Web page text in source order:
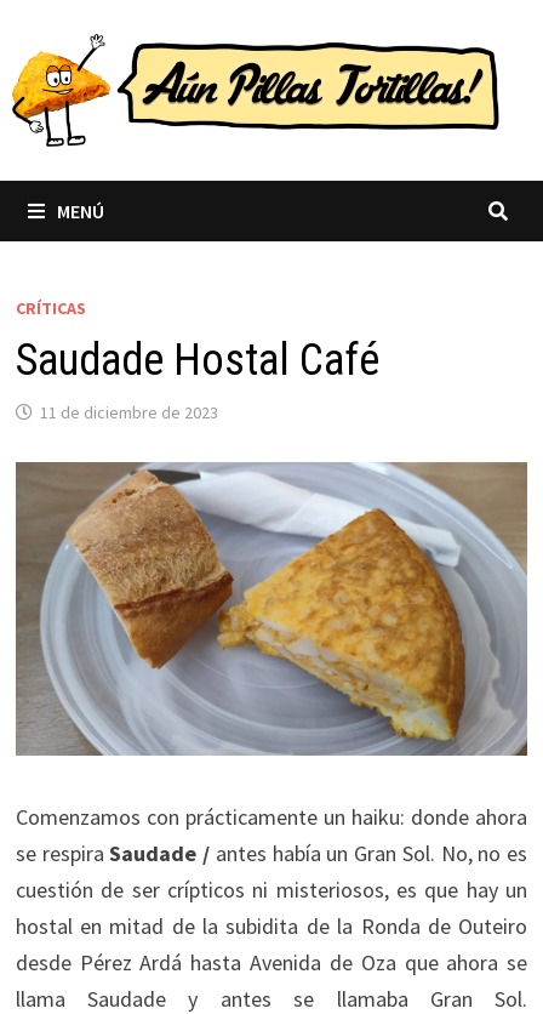
contenido
MENÚ
CRÍTICAS
Saudade Hostal Café
11 de diciembre de 2023
Comenzamos con prácticamente un haiku: donde ahora
se respiraSaudade / antes había un Gran Sol. No, no es
cuestión de ser crípticos ni misteriosos, es que hay un
hostal en mitad de la subidita de la Ronda de Outeiro
desde Pérez Ardá hasta Avenida de Oza que ahora se
llama Saudade y antes se llamaba Gran Sol.